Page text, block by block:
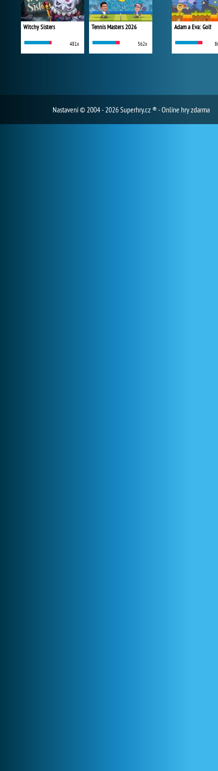
Witchy Sisters
481x
Tennis Masters 2026
562x
Adam a Eva: Golf
Nastavení© 2004 - 2026 Superhry.cz ® - Online hry zdarma